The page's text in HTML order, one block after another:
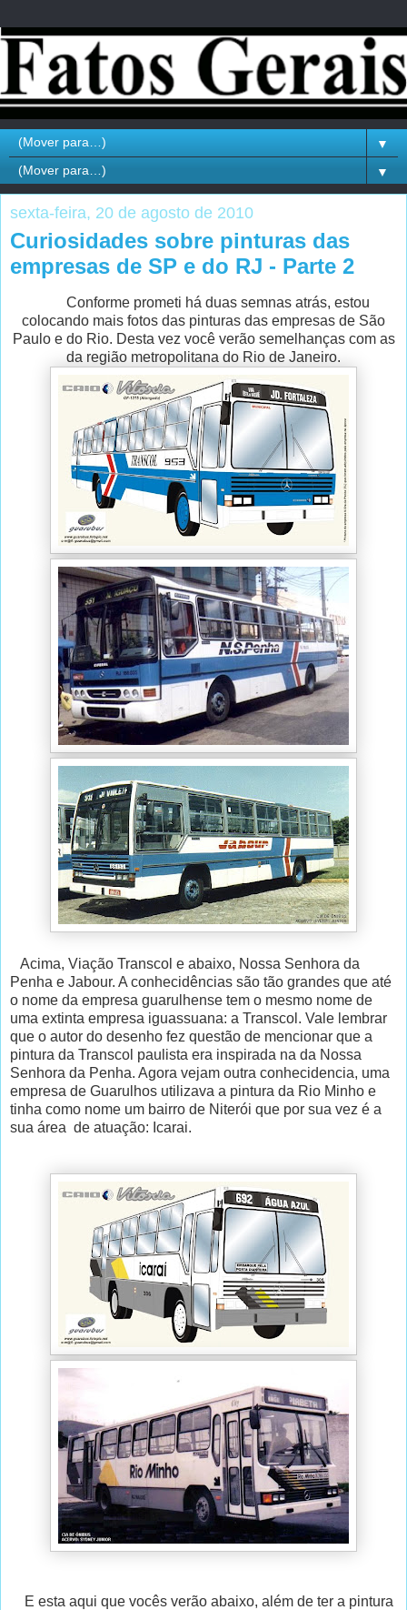
▼
▼
sexta-feira, 20 de agosto de 2010
Curiosidades sobre pinturas das
empresas de SP e do RJ - Parte 2
Conforme prometi há duas semnas atrás, estou
colocando mais fotos das pinturas das empresas de São
Paulo e do Rio. Desta vez você verão semelhanças com as
da região metropolitana do Rio de Janeiro.
Acima, Viação Transcol e abaixo, Nossa Senhora da
Penha e Jabour. A conhecidências são tão grandes que até
o nome da empresa guarulhense tem o mesmo nome de
uma extinta empresa iguassuana: a Transcol. Vale lembrar
que o autor do desenho fez questão de mencionar que a
pintura da Transcol paulista era inspirada na da Nossa
Senhora da Penha. Agora vejam outra conhecidencia, uma
empresa de Guarulhos utilizava a pintura da Rio Minho e
tinha como nome um bairro de Niterói que por sua vez é a
sua área de atuação: Icarai.
E esta aqui que vocês verão abaixo, além de ter a pintura